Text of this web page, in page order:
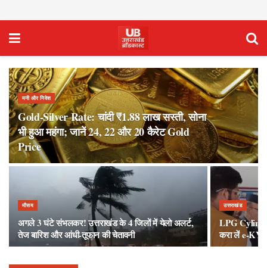
मनी और निवेश
Gold-Silver Rate: चांदी ₹1.88 लाख सस्ती, सोना
भी हुआ महंगा; जानें 24, 22 और 20 कैरेट Gold
Price
मौसम
अगले 3 घंटे संभलकर! उत्तराखंड के 4 जिलों में येलो अलर्ट,
तेज बारिश और आंधी-तूफान की चेतावनी
उत्तराखंड
LPG
करा लें e-